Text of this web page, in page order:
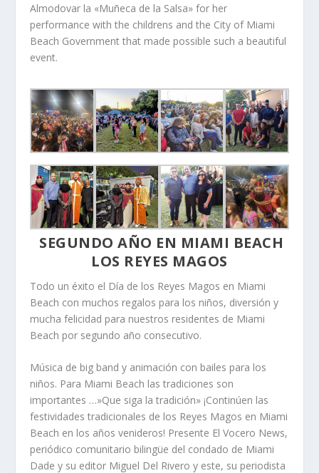
Almodovar la «Muñeca de la Salsa» for her
performance with the childrens and the City of Miami
Beach Government that made possible such a beautiful
event.
SEGUNDO AÑO EN MIAMI BEACH
LOS REYES MAGOS
Todo un éxito el Día de los Reyes Magos en Miami
Beach con muchos regalos para los niños, diversión y
mucha felicidad para nuestros residentes de Miami
Beach por segundo año consecutivo.
Música de big band y animación con bailes para los
niños. Para Miami Beach las tradiciones son
importantes …»Que siga la tradición» ¡Continúen las
festividades tradicionales de los Reyes Magos en Miami
Beach en los años venideros! Presente El Vocero News,
periódico comunitario bilingüe del condado de Miami
Dade y su editor Miguel Del Rivero y este, su periodista